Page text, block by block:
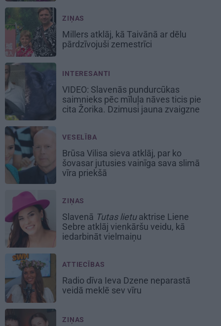
ZIŅAS
Millers atklāj, kā Taivānā ar dēlu
pārdzīvojuši zemestrīci
INTERESANTI
VIDEO: Slavenās pundurcūkas
saimnieks pēc mīluļa nāves ticis pie
cita Žorika. Dzimusi jauna zvaigzne
VESELĪBA
Brūsa Vilisa sieva atklāj, par ko
šovasar jutusies vainīga sava slimā
vīra priekšā
ZIŅAS
Slavenā Tutas lietuaktrise Liene
Sebre atklāj vienkāršu veidu, kā
iedarbināt vielmaiņu
ATTIECĪBAS
Radio dīva Ieva Dzene neparastā
veidā meklē sev vīru
ZIŅAS